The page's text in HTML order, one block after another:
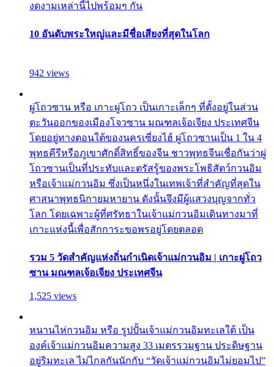
งดงามเหล่านี้ไปพร้อมๆ กัน
10 อันดับพระใหญ่และมีชื่อเสียงที่สุดในโลก
942 views
ผู่โถวซาน หรือ เกาะผู่โถว เป็นเกาะเล็กๆ ที่ตั้งอยู่ในส่วน
ตะวันออกของเมืองโจวซาน มณฑลเจ้อเจียง ประเทศจีน
โดยอยู่ทางตอนใต้ของนครเซี่ยงไฮ้ ผู่โถวซานเป็น 1 ใน 4
พุทธคีรีหรือภูเขาศักดิ์สิทธิ์ของจีน ชาวพุทธจีนเชื่อกันว่าผู่
โถวซานเป็นที่ประทับและตรัสรู้ของพระโพธิสัตว์กวนอิม
หรือเจ้าแม่กวนอิม ซึ่งเป็นหนึ่งในเทพเจ้าที่สำคัญที่สุดใน
ศาสนาพุทธนิกายมหายาน ดังนั้นจึงมีผู้แสวงบุญจากทั่ว
โลก โดยเฉพาะผู้ที่ศรัทธาในเจ้าแม่กวนอิมเดินทางมาที่
เกาะแห่งนี้เพื่อสักการะขอพรอยู่โดยตลอด
รวม 5 วัดสำคัญแห่งถิ่นกำเนิดเจ้าแม่กวนอิม | เกาะผู่โถว
ซาน มณฑลเจ้อเจียง ประเทศจีน
1,525 views
หนานไห่กวนอิม หรือ รูปปั้นเจ้าแม่กวนอิมทะเลใต้ เป็น
องค์เจ้าแม่กวนอิมความสูง 33 เมตรรวมฐาน ประดิษฐาน
อยู่ริมทะเล ไม่ไกลกันนักกับ “วัดเจ้าแม่กวนอิมไม่ยอมไป”